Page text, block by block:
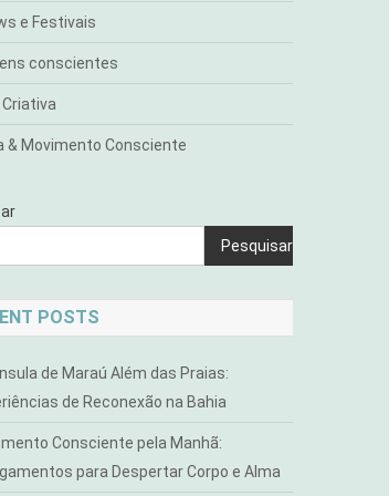
e Festivais
conscientes
& Movimento Consciente
Pesquisar
POSTS
de Maraú Além das Praias:
de Reconexão na Bahia
Consciente pela Manhã:
para Despertar Corpo e Alma